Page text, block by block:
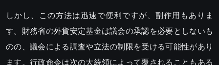
しかし、この方法は迅速で便利ですが、副作用もありま
す。財務省の外貨安定基金は議会の承認を必要としないも
のの、議会による調査や立法の制限を受ける可能性があり
ます。行政命令は次の大統領によって覆されることもある